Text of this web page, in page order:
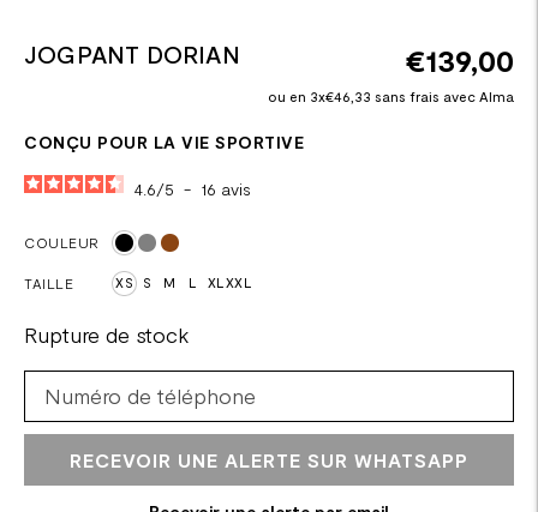
JOGPANT DORIAN €139,00
ou en 3x€46,33 sans frais avec Alma
CONÇU POUR LA VIE SPORTIVE
4.6/5 - 16 avis
COULEUR
TAILLE XS S M L XL XXL
Rupture de stock
RECEVOIR UNE ALERTE SUR WHATSAPP